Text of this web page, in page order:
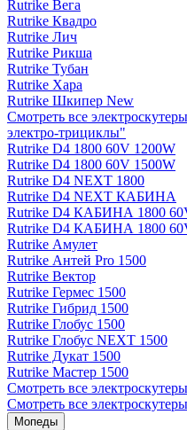
Rutrike Вега
Rutrike Квадро
Rutrike Лич
Rutrike Рикша
Rutrike Тубан
Rutrike Хара
Rutrike Шкипер New
Смотреть все
электро‑трициклы"
Rutrike D4 1800 60V 1200W
Rutrike D4 1800 60V 1500W
Rutrike D4 NEXT 1800
Rutrike D4 NEXT КАБИНА
Rutrike D4 КАБИНА 1800
Rutrike D4 КАБИНА 1800
Rutrike Амулет
Rutrike Антей Pro 1500
Rutrike Вектор
Rutrike Гермес 1500
Rutrike Гибрид 1500
Rutrike Глобус 1500
Rutrike Глобус NEXT 1500
Rutrike Дукат 1500
Rutrike Мастер 1500
Смотреть все
Смотреть все электро­скутеры
Мопеды